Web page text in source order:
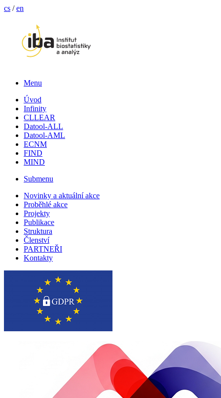
cs /en
Menu
Úvod
Infinity
CLLEAR
Datool-ALL
Datool-AML
ECNM
FIND
MIND
Submenu
Novinky a aktuální akce
Proběhlé akce
Projekty
Publikace
Struktura
Členství
PARTNEŘI
Kontakty